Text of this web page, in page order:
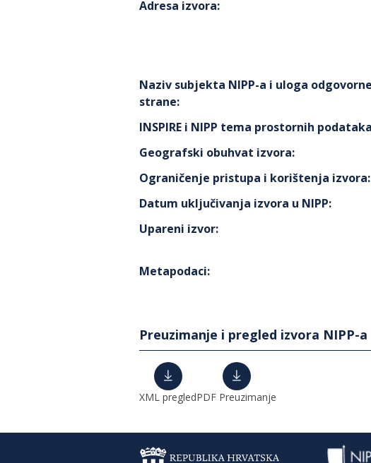
Adresa izvora:
Naziv subjekta NIPP-a i uloga odgovorne
strane:
INSPIRE i NIPP tema prostornih podataka
Geografski obuhvat izvora:
Ograničenje pristupa i korištenja izvora:
Datum uključivanja izvora u NIPP:
Upareni izvor:
Metapodaci:
Preuzimanje i pregled izvora NIPP-a
XML pregledPDF Preuzimanje